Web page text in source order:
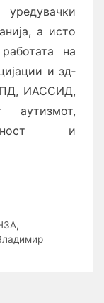
а исто
на
и зд­
ИАССИД,
и
,